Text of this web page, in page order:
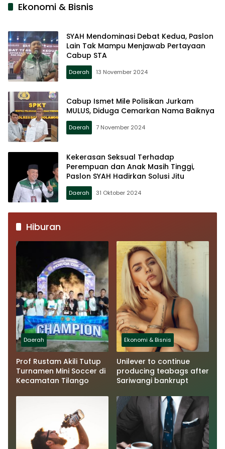
Ekonomi & Bisnis
SYAH Mendominasi Debat Kedua, Paslon
Lain Tak Mampu Menjawab Pertayaan
Cabup STA
Daerah 13 November 2024
Cabup Ismet Mile Polisikan Jurkam
MULUS, Diduga Cemarkan Nama Baiknya
Daerah 7 November 2024
Kekerasan Seksual Terhadap
Perempuan dan Anak Masih Tinggi,
Paslon SYAH Hadirkan Solusi Jitu
Daerah 31 Oktober 2024
Hiburan
Daerah
Prof Rustam Akili Tutup
Turnamen Mini Soccer di
Kecamatan Tilango
Ekonomi & Bisnis
Unilever to continue
producing teabags after
Sariwangi bankrupt